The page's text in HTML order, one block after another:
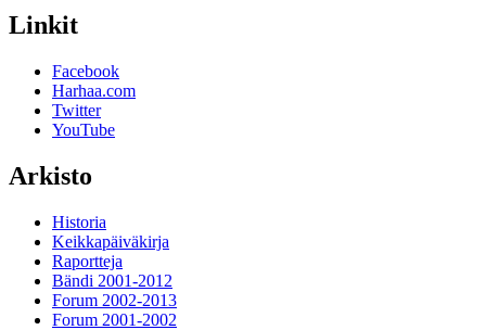
Linkit
Facebook
Harhaa.com
Twitter
YouTube
Arkisto
Historia
Keikkapäiväkirja
Raportteja
Bändi 2001-2012
Forum 2002-2013
Forum 2001-2002